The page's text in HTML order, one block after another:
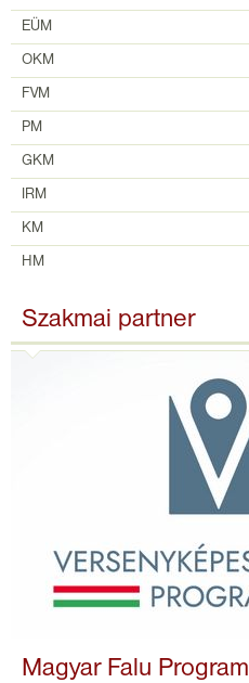
EÜM
OKM
FVM
PM
GKM
IRM
KM
HM
Szakmai partner
Magyar Falu Program